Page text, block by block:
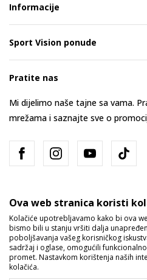
Informacije
Sport Vision ponude
Pratite nas
Mi dijelimo naše tajne sa vama.
mrežama i saznajte sve o
Bosna i Hercegovina
Ova web stranica koristi
Kolačiće upotrebljavamo kako bi ova
bismo bili u stanju vršiti dalja
poboljšavanja vašeg korisničkog
sadržaj i oglase, omogućili
promet. Nastavkom korištenja naših
kolačića.